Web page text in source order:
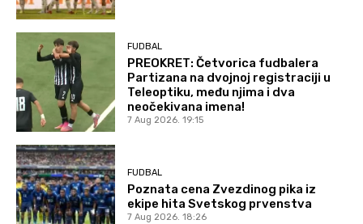
FUDBAL
PREOKRET: Četvorica fudbalera
Partizana na dvojnoj registraciji u
Teleoptiku, među njima i dva
neočekivana imena!
7 Aug 2026. 19:15
FUDBAL
Poznata cena Zvezdinog pika iz
ekipe hita Svetskog prvenstva
7 Aug 2026. 18:26